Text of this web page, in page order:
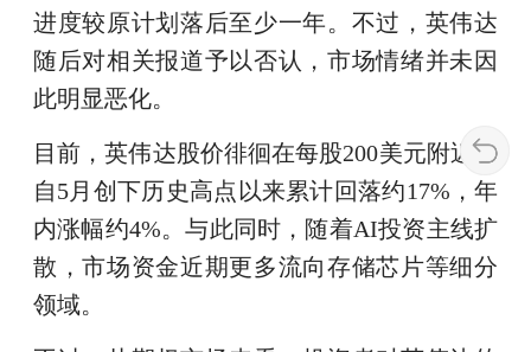
进度较原计划落后至少一年。不过，英伟达
随后对相关报道予以否认，市场情绪并未因
此明显恶化。
目前，英伟达股价徘徊在每股200美元附近，
自5月创下历史高点以来累计回落约17%，年
内涨幅约4%。与此同时，随着AI投资主线扩
散，市场资金近期更多流向存储芯片等细分
领域。